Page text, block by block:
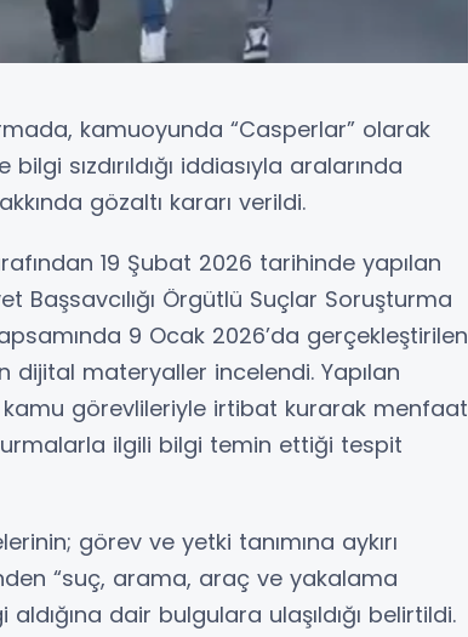
kamuoyunda “Casperlar” olarak
sızdırıldığı iddiasıyla aralarında
gözaltı kararı verildi.
19 Şubat 2026 tarihinde yapılan
Başsavcılığı Örgütlü Suçlar Soruşturma
9 Ocak 2026’da gerçekleştirilen
dijital materyaller incelendi. Yapılan
görevlileriyle irtibat kurarak menfaat
ilgili bilgi temin ettiği tespit
görev ve yetki tanımına aykırı
“suç, arama, araç ve yakalama
dair bulgulara ulaşıldığı belirtildi.